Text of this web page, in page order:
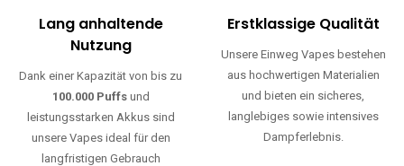
Lang anhaltende
Nutzung
Dank einer Kapazität von bis zu
100.000 Puffsund
leistungsstarken Akkus sind
unsere Vapes ideal für den
langfristigen Gebrauch
Erstklassige Qualität
Unsere Einweg Vapes bestehen
aus hochwertigen Materialien
und bieten ein sicheres,
langlebiges sowie intensives
Dampferlebnis.